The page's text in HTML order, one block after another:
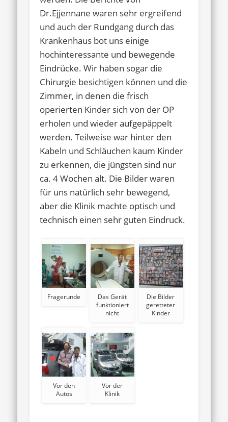
Dr.Ejjennane waren sehr ergreifend
und auch der Rundgang durch das
Krankenhaus bot uns einige
hochinteressante und bewegende
Eindrücke. Wir haben sogar die
Chirurgie besichtigen können und die
Zimmer, in denen die frisch
operierten Kinder sich von der OP
erholen und wieder aufgepäppelt
werden. Teilweise war hinter den
Kabeln und Schläuchen kaum Kinder
zu erkennen, die jüngsten sind nur
ca. 4 Wochen alt. Die Bilder waren
für uns natürlich sehr bewegend,
aber die Klinik machte optisch und
technisch einen sehr guten Eindruck.
Fragerunde
Das Gerät
funktioniert
nicht
Die Bilder
geretteter
Kinder
Vor den
Autos
Vor der
Klinik